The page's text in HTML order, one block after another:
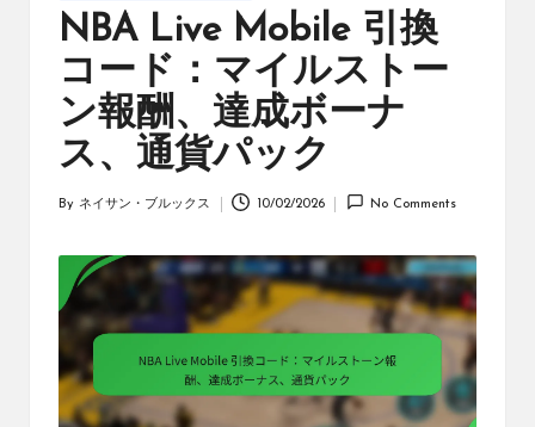
in
NBA Live Mobile 引換
コード：マイルストー
ン報酬、達成ボーナ
ス、通貨パック
By ネイサン・ブルックス 10/02/2026 No Comments